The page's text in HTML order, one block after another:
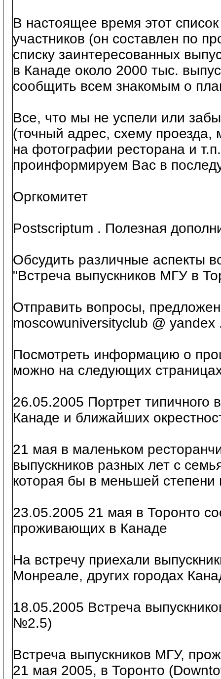
В настоящее время этот
участников (он составлен по
списку заинтересованных
в Канаде около 2000 тыс.
сообщить всем знакомым о
Все, что мы не успели или
(точный адрес, схему
на фотографии ресторана и
проинформируем Вас в
Оргкомитет
Postscriptum . Полезная
Обсудить различные аспекты
"Встреча выпускников МГУ в
Отправить вопросы,
moscowuniversityclub @ yandex
Посмотреть информацию о
можно на следующих
26.05.2005 Портрет
Канаде и ближайших
21 мая в маленьком
выпускников разных лет с
которая бы в меньшей
23.05.2005 21 мая в Торонто
проживающих в Канаде
На встречу приехали
Монреале, других городах
18.05.2005 Встреча
№2.5)
Встреча выпускников МГУ,
21 мая 2005, в Торонто